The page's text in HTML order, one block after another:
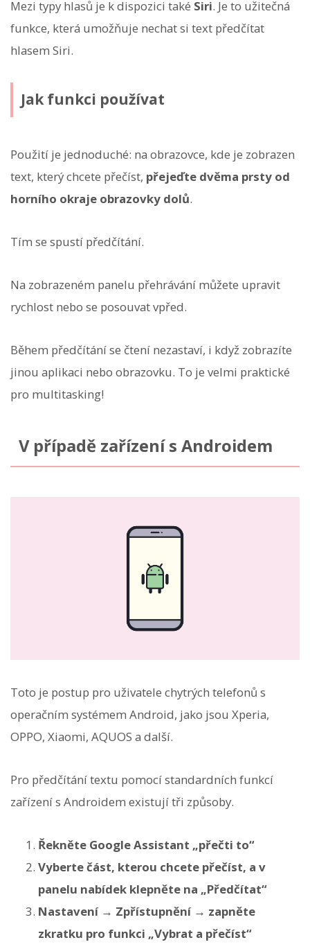
Mezi typy hlasů je k dispozici také Siri. Je to užitečná
funkce, která umožňuje nechat si text předčítat
hlasem Siri.
Jak funkci používat
Použití je jednoduché: na obrazovce, kde je zobrazen
text, který chcete přečíst, přejeďte dvěma prsty od
horního okraje obrazovky dolů.
Tím se spustí předčítání.
Na zobrazeném panelu přehrávání můžete upravit
rychlost nebo se posouvat vpřed.
Během předčítání se čtení nezastaví, i když zobrazíte
jinou aplikaci nebo obrazovku. To je velmi praktické
pro multitasking!
V případě zařízení s Androidem
Toto je postup pro uživatele chytrých telefonů s
operačním systémem Android, jako jsou Xperia,
OPPO, Xiaomi, AQUOS a další.
Pro předčítání textu pomocí standardních funkcí
zařízení s Androidem existují tři způsoby.
Řekněte Google Assistant „přečti to“
Vyberte část, kterou chcete přečíst, a v
panelu nabídek klepněte na „Předčítat“
Nastavení → Zpřístupnění → zapněte
zkratku pro funkci „Vybrat a přečíst“